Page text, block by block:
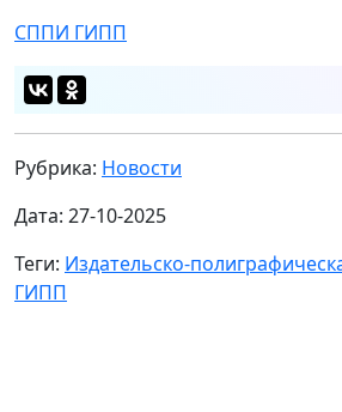
СППИ ГИПП
Рубрика: Новости
Дата: 27-10-2025
Теги: Издательско-
ГИПП